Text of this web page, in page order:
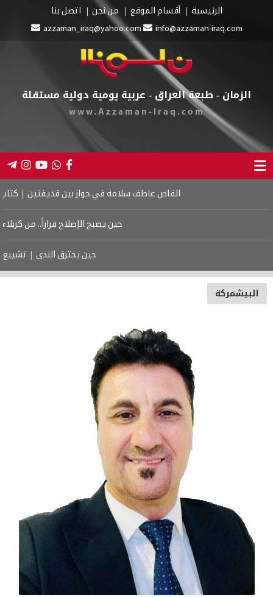
الرئيسية أقسام الموقع من نحن
اتصل بنا
azzaman_iraq@yahoo.com
info@azzaman-iraq.com
الزمان - طبعة العراق - عربية يومية دولية مستقلة
www.Azzaman-Iraq.com
القاص عاطف سلامة في حوار بين قذيفتين | كتاب
حين يصبح الإصلاح قراراً.. من كربلاء
حين يحترق الندى | تشييع
البيشمركة